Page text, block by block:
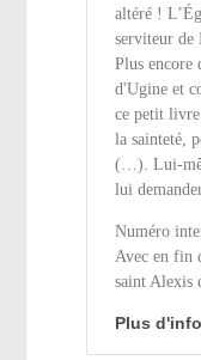
altéré !
serviteur de
Plus encore
d'Ugine et
ce petit livre
la sainteté,
(…). Lui-
lui
Numéro
Avec en fin
saint Alexis
Plus